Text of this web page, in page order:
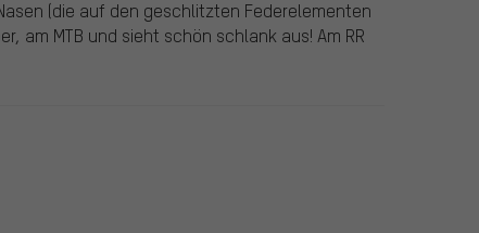
(die auf den geschlitzten Federelementen
am MTB und sieht schön schlank aus! Am RR